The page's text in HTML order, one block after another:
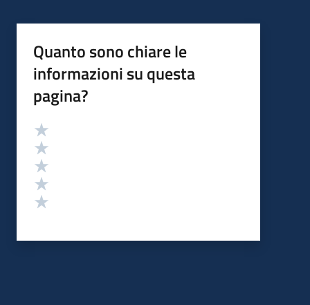
Quanto sono chiare le
informazioni su questa
pagina?
Valutazione